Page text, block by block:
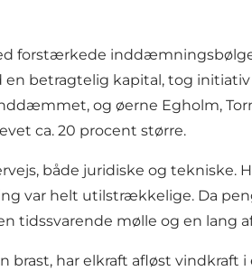
forstærkede
en betragtelig kapital, tog
og øerne Egholm,
ca. 20 procent større.
både juridiske og tekniske.
var helt utilstrækkelige. Da
tidssvarende mølle og en lang
brast, har elkraft afløst